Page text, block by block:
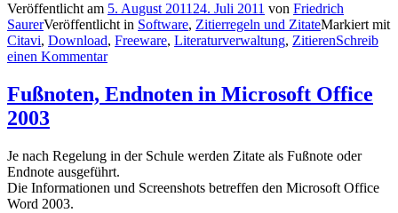
Veröffentlicht am 5. August 201124. Juli 2011 von Friedrich
SaurerVeröffentlicht in Software, Zitierregeln und ZitateMarkiert mit
Citavi, Download, Freeware, Literaturverwaltung, ZitierenSchreib
einen Kommentar
Fußnoten, Endnoten in Microsoft Office
2003
Je nach Regelung in der Schule werden Zitate als Fußnote oder
Endnote ausgeführt.
Die Informationen und Screenshots betreffen den Microsoft Office
Word 2003.